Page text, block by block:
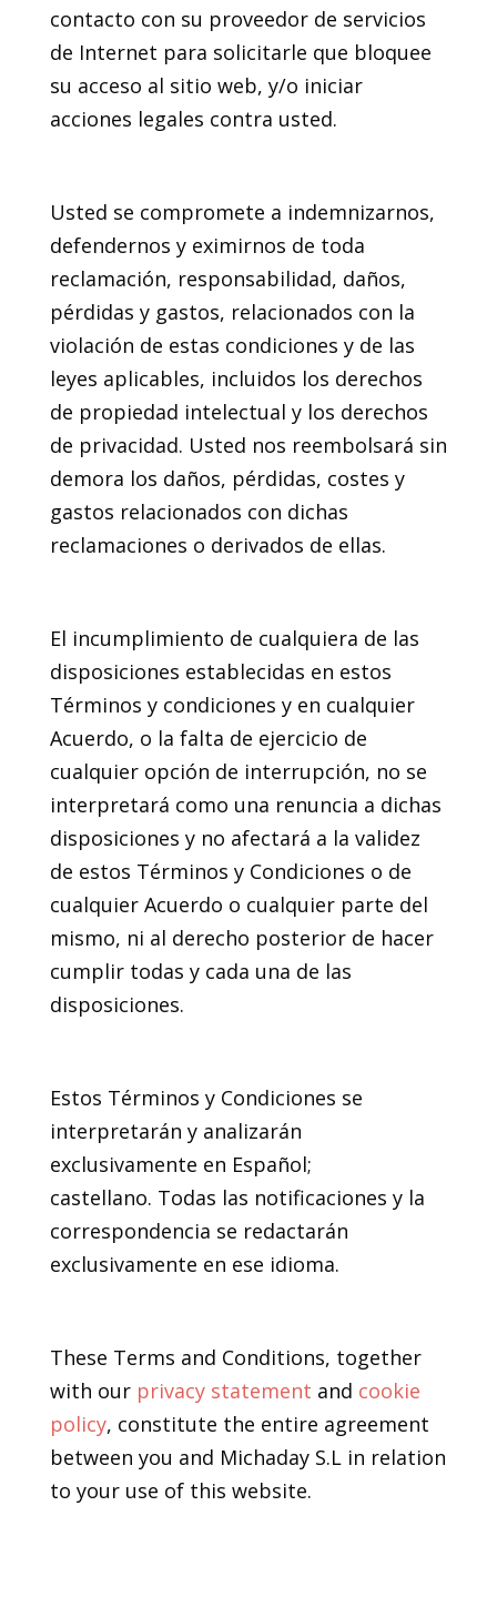
contacto con su proveedor de servicios
de Internet para solicitarle que bloquee
su acceso al sitio web, y/o iniciar
acciones legales contra usted.
Usted se compromete a indemnizarnos,
defendernos y eximirnos de toda
reclamación, responsabilidad, daños,
pérdidas y gastos, relacionados con la
violación de estas condiciones y de las
leyes aplicables, incluidos los derechos
de propiedad intelectual y los derechos
de privacidad. Usted nos reembolsará sin
demora los daños, pérdidas, costes y
gastos relacionados con dichas
reclamaciones o derivados de ellas.
El incumplimiento de cualquiera de las
disposiciones establecidas en estos
Términos y condiciones y en cualquier
Acuerdo, o la falta de ejercicio de
cualquier opción de interrupción, no se
interpretará como una renuncia a dichas
disposiciones y no afectará a la validez
de estos Términos y Condiciones o de
cualquier Acuerdo o cualquier parte del
mismo, ni al derecho posterior de hacer
cumplir todas y cada una de las
disposiciones.
Estos Términos y Condiciones se
interpretarán y analizarán
exclusivamente en Español;
castellano. Todas las notificaciones y la
correspondencia se redactarán
exclusivamente en ese idioma.
These Terms and Conditions, together
with our privacy statement and cookie
policy, constitute the entire agreement
between you and Michaday S.L in relation
to your use of this website.